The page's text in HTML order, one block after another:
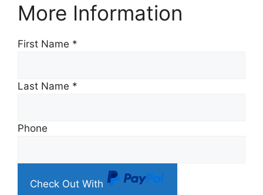
More Information
First Name *
Last Name *
Phone
Check Out With